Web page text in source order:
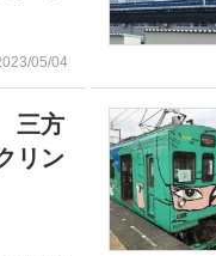
05/04
三方
リン